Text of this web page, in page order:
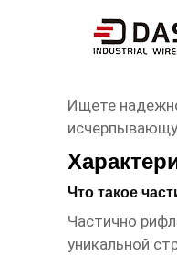
Ищете
Что такое
Частично
уникальной